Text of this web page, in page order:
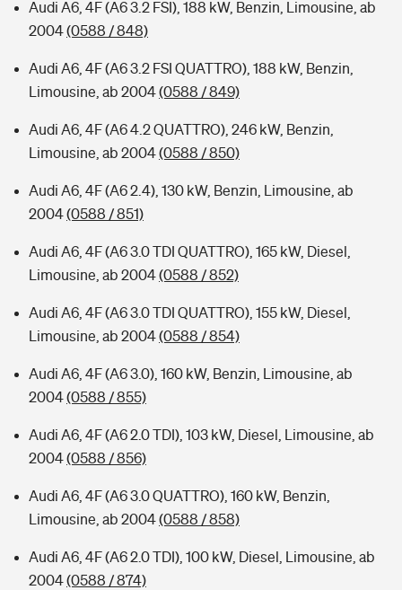
Audi A6, 4F (A6 3.2 FSI), 188 kW, Benzin, Limousine, ab
2004(0588 / 848)
Audi A6, 4F (A6 3.2 FSI QUATTRO), 188 kW, Benzin,
Limousine, ab 2004(0588 / 849)
Audi A6, 4F (A6 4.2 QUATTRO), 246 kW, Benzin,
Limousine, ab 2004(0588 / 850)
Audi A6, 4F (A6 2.4), 130 kW, Benzin, Limousine, ab
2004(0588 / 851)
Audi A6, 4F (A6 3.0 TDI QUATTRO), 165 kW, Diesel,
Limousine, ab 2004(0588 / 852)
Audi A6, 4F (A6 3.0 TDI QUATTRO), 155 kW, Diesel,
Limousine, ab 2004(0588 / 854)
Audi A6, 4F (A6 3.0), 160 kW, Benzin, Limousine, ab
2004(0588 / 855)
Audi A6, 4F (A6 2.0 TDI), 103 kW, Diesel, Limousine, ab
2004(0588 / 856)
Audi A6, 4F (A6 3.0 QUATTRO), 160 kW, Benzin,
Limousine, ab 2004(0588 / 858)
Audi A6, 4F (A6 2.0 TDI), 100 kW, Diesel, Limousine, ab
2004(0588 / 874)